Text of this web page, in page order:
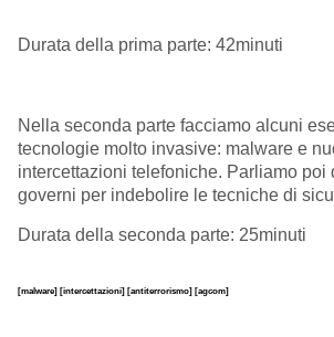
Durata della prima parte: 42minuti
Nella seconda parte facciamo alcuni
tecnologie molto invasive: malware e
intercettazioni telefoniche. Parliamo poi
governi per indebolire le tecniche di
Durata della seconda parte: 25minuti
[malware] [intercettazioni] [antiterrorismo] [agcom]